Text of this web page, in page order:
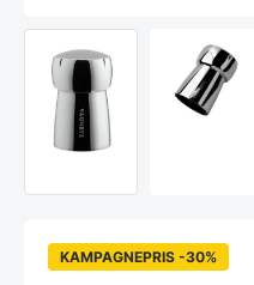
KAMPAGNEPRIS -30%